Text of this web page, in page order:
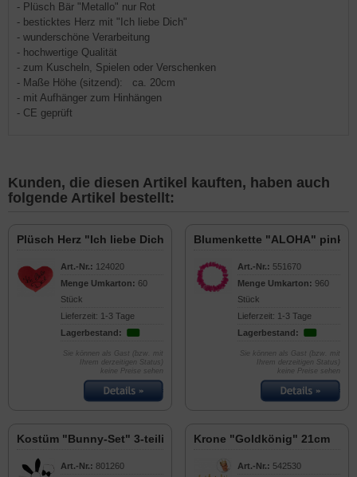
- Plüsch Bär "Metallo" nur Rot
- besticktes Herz mit "Ich liebe Dich"
- wunderschöne Verarbeitung
- hochwertige Qualität
- zum Kuscheln, Spielen oder Verschenken
- Maße Höhe (sitzend): ca. 20cm
- mit Aufhänger zum Hinhängen
- CE geprüft
Kunden, die diesen Artikel kauften, haben auch
folgende Artikel bestellt:
Plüsch Herz "Ich liebe Dich" Rot 25cm
Art.-Nr.: 124020
Menge Umkarton: 60
Stück
Lieferzeit: 1-3 Tage
Lagerbestand:
Sie können als Gast (bzw. mit
Ihrem derzeitigen Status)
keine Preise sehen
Blumenkette "ALOHA" pink
Art.-Nr.: 551670
Menge Umkarton: 960
Stück
Lieferzeit: 1-3 Tage
Lagerbestand:
Sie können als Gast (bzw. mit
Ihrem derzeitigen Status)
keine Preise sehen
Kostüm "Bunny-Set" 3-teilig
Art.-Nr.: 801260
Krone "Goldkönig" 21cm
Art.-Nr.: 542530